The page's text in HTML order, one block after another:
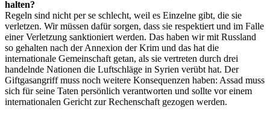
halten?
Regeln sind nicht per se schlecht, weil es Einzelne gibt, die sie
verletzen. Wir müssen dafür sorgen, dass sie respektiert und im Falle
einer Verletzung sanktioniert werden. Das haben wir mit Russland
so gehalten nach der Annexion der Krim und das hat die
internationale Gemeinschaft getan, als sie vertreten durch drei
handelnde Nationen die Luftschläge in Syrien verübt hat. Der
Giftgasangriff muss noch weitere Konsequenzen haben: Assad muss
sich für seine Taten persönlich verantworten und sollte vor einem
internationalen Gericht zur Rechenschaft gezogen werden.